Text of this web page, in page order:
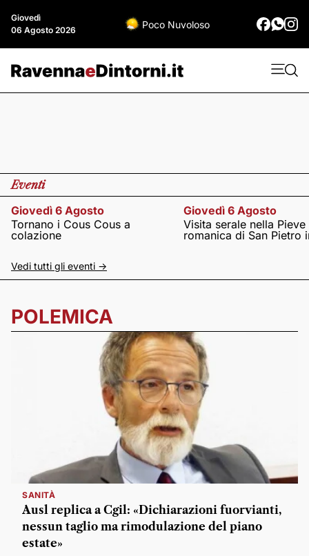
Giovedì
06 Agosto 2026
Poco Nuvoloso
Eventi
Giovedì 6 Agosto
Tornano i Cous Cous a
colazione
Giovedì 6 Agosto
Visita serale nella Pieve
romanica di San Pietro
Vedi tutti gli eventi ->
POLEMICA
SANITÀ
Ausl replica a Cgil: «Dichiarazioni fuorvianti,
nessun taglio ma rimodulazione del piano
estate»